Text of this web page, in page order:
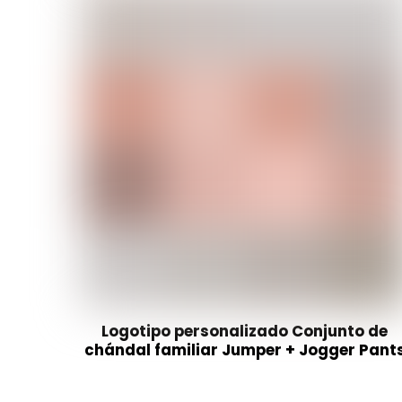
Logotipo personalizado Conjunto de
chándal familiar Jumper + Jogger